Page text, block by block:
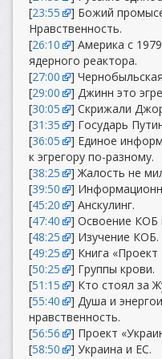
[23:55
] Божий
Нравственность.
[26:10
] Америка с
ядерного реактора.
[27:00
]
[29:00
] Джинн это
[30:05
] Скрижали
[31:35
] Государь
[36:05
] Единое
к эгрегору по-разному.
[38:25
] Жалость не
[39:50
]
[45:20
] Анскулинг.
[47:40
] Освоение КОБ
[48:25
] Изучение КОБ.
[49:25
] Книга «Проект
[50:25
] Группы крови.
[51:15
] Кто стоял за
[55:40
] Душа и
нравственность.
[56:56
] Проект
[58:50
] Украина и ЕС.